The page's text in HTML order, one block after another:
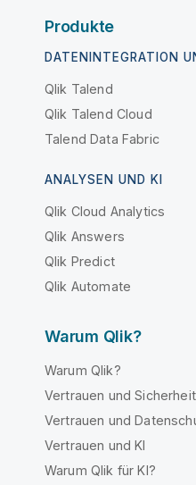
Produkte
DATENINTEGRATION
Qlik Talend
Qlik Talend Cloud
Talend Data Fabric
ANALYSEN UND KI
Qlik Cloud Analytics
Qlik Answers
Qlik Predict
Qlik Automate
Warum Qlik?
Warum Qlik?
Vertrauen und Sicherheit
Vertrauen und
Vertrauen und KI
Warum Qlik für KI?